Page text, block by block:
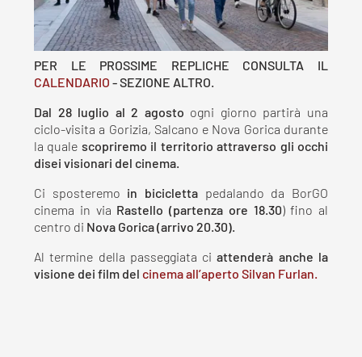
PER LE PROSSIME REPLICHE CONSULTA IL
CALENDARIO - SEZIONE ALTRO.
Dal 28 luglio al 2 agosto ogni giorno partirà una
ciclo-visita a Gorizia, Salcano e Nova Gorica durante
la quale scopriremo il territorio attraverso gli occhi
disei visionari del cinema.
Ci sposteremo in bicicletta pedalando da BorGO
cinema in via Rastello (partenza ore 18.30) fino al
centro di Nova Gorica (arrivo 20.30).
Al termine della passeggiata ci attenderà anche la
visione dei film del cinema all’aperto Silvan Furlan.